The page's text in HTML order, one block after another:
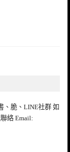
、脆、LINE社群 如
聯絡 Email: